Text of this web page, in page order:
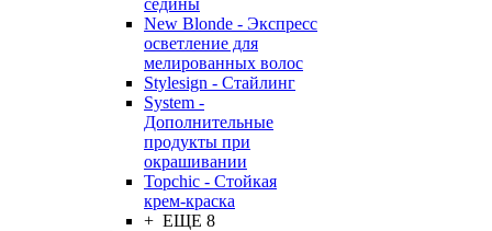
седины
New Blonde - Экспресс
осветление для
мелированных волос
Stylesign - Стайлинг
System -
Дополнительные
продукты при
окрашивании
Topchic - Стойкая
крем-краска
+ ЕЩЕ 8